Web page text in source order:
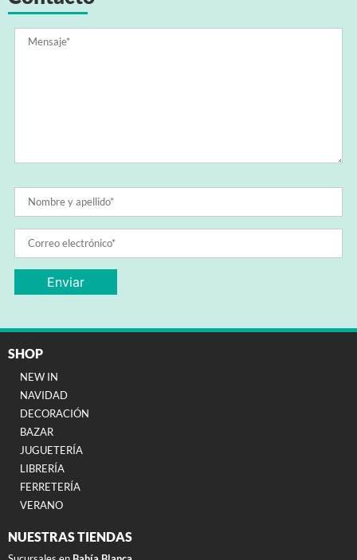
SHOP
NEW IN
NAVIDAD
DECORACIÓN
BAZAR
JUGUETERÍA
LIBRERÍA
FERRETERÍA
VERANO
NUESTRAS TIENDAS